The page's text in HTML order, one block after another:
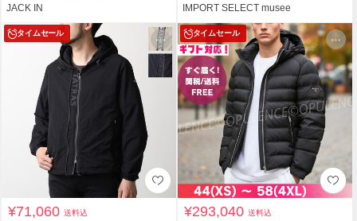
JACK IN IMPORT SELECT musee
タイムセール
¥71,060送料込
タイムセール
¥293,040送料込